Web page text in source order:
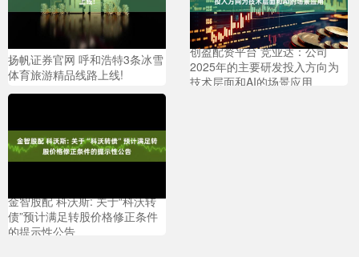
扬帆证券官网 呼和浩特3条冰雪
体育旅游精品线路上线!
创盈配资平台 竞业达：公司
2025年的主要研发投入方向为
技术层面和AI的场景应用
金智股配 科沃斯: 关于“科沃转
债”预计满足转股价格修正条件
的提示性公告